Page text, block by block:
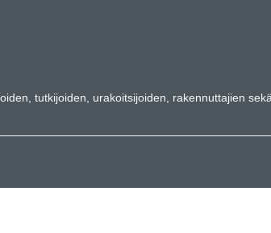
tutkijoiden, urakoitsijoiden, rakennuttajien